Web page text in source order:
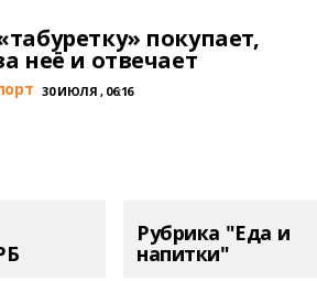
покупает,
неё и отвечает
30 ИЮЛЯ , 06:16
Рубрика "Еда и
напитки"